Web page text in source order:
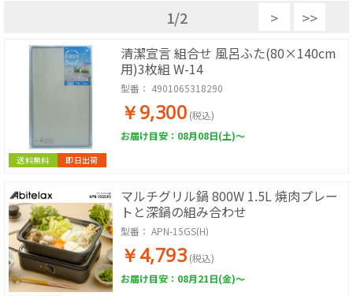
1/2 > >>
送料無料 即日出荷
清潔宣言 組合せ 風呂ふた(80×140cm
用)3枚組 W-14
型番： 4901065318290
￥9,300 (税込)
お届け目安：08月08日(土)～
マルチグリル鍋 800W 1.5L 焼肉プレー
トと深鍋の組み合わせ
型番： APN-15GS(H)
￥4,793 (税込)
お届け目安：08月21日(金)～